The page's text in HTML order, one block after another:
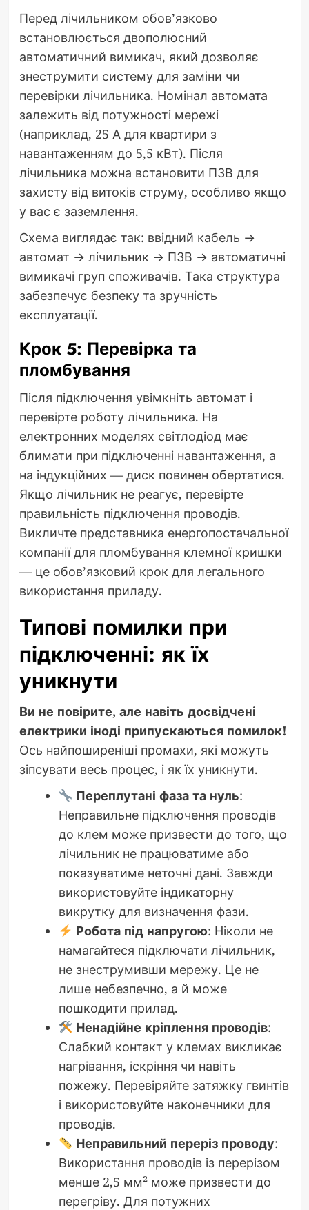
Перед лічильником обов’язково
встановлюється двополюсний
автоматичний вимикач, який дозволяє
знеструмити систему для заміни чи
перевірки лічильника. Номінал автомата
залежить від потужності мережі
(наприклад, 25 А для квартири з
навантаженням до 5,5 кВт). Після
лічильника можна встановити ПЗВ для
захисту від витоків струму, особливо якщо
у вас є заземлення.
Схема виглядає так: ввідний кабель →
автомат → лічильник → ПЗВ → автоматичні
вимикачі груп споживачів. Така структура
забезпечує безпеку та зручність
експлуатації.
Крок 5: Перевірка та
пломбування
Після підключення увімкніть автомат і
перевірте роботу лічильника. На
електронних моделях світлодіод має
блимати при підключенні навантаження, а
на індукційних — диск повинен обертатися.
Якщо лічильник не реагує, перевірте
правильність підключення проводів.
Викличте представника енергопостачальної
компанії для пломбування клемної кришки
— це обов’язковий крок для легального
використання приладу.
Типові помилки при
підключенні: як їх
уникнути
Ви не повірите, але навіть досвідчені
електрики іноді припускаються помилок!
Ось найпоширеніші промахи, які можуть
зіпсувати весь процес, і як їх уникнути.
Переплутані фаза та нуль:
Неправильне підключення проводів
до клем може призвести до того, що
лічильник не працюватиме або
показуватиме неточні дані. Завжди
використовуйте індикаторну
викрутку для визначення фази.
Робота під напругою: Ніколи не
намагайтеся підключати лічильник,
не знеструмивши мережу. Це не
лише небезпечно, а й може
пошкодити прилад.
Ненадійне кріплення проводів:
Слабкий контакт у клемах викликає
нагрівання, іскріння чи навіть
пожежу. Перевіряйте затяжку гвинтів
і використовуйте наконечники для
проводів.
Неправильний переріз проводу:
Використання проводів із перерізом
менше 2,5 мм² може призвести до
перегріву. Для потужних